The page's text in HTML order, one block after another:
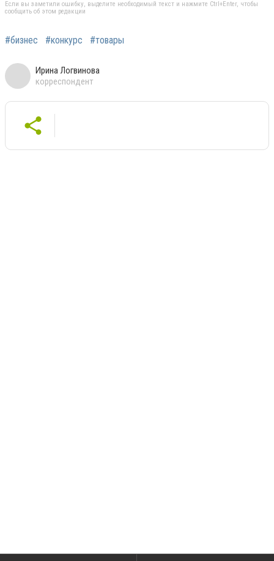
Если вы заметили ошибку, выделите необходимый текст и нажмите Ctrl+Enter, чтобы
сообщить об этом редакции
#бизнес #конкурс #товары
Ирина Логвинова
корреспондент